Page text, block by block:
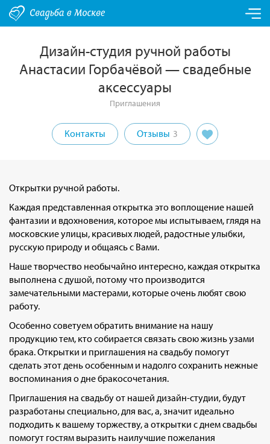
Дизайн-студия ручной работы
Анастасии Горбачёвой — свадебные
аксессуары
Приглашения
Контакты Отзывы 3
Открытки ручной работы.
Каждая представленная открытка это воплощение нашей
фантазии и вдохновения, которое мы испытываем, глядя на
московские улицы, красивых людей, радостные улыбки,
русскую природу и общаясь с Вами.
Наше творчество необычайно интересно, каждая открытка
выполнена с душой, потому что производится
замечательными мастерами, которые очень любят свою
работу.
Особенно советуем обратить внимание на нашу
продукцию тем, кто собирается связать свою жизнь узами
брака. Открытки и приглашения на свадьбу помогут
сделать этот день особенным и надолго сохранить нежные
воспоминания о дне бракосочетания.
Приглашения на свадьбу от нашей дизайн-студии, будут
разработаны специально, для вас, а, значит идеально
подходить к вашему торжеству, а открытки с днем свадьбы
помогут гостям выразить наилучшие пожелания